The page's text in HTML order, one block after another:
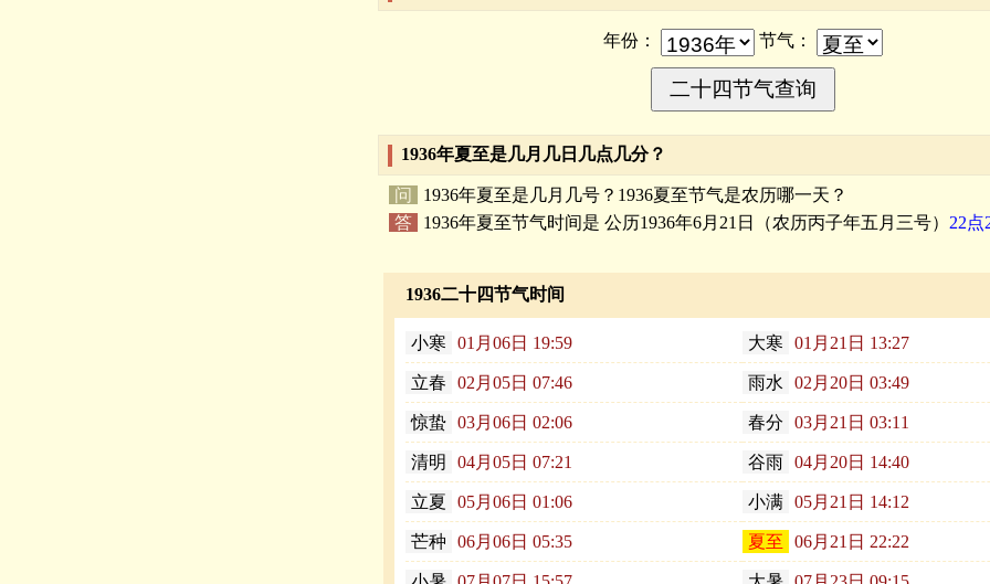
年份： 节气：
1936年夏至是几月几日几点几分？
问
1936年夏至是几月几号？1936夏至节气是农历哪一天？
答
1936年夏至节气时间是 公历1936年6月21日（农历丙子年五月三号） 22点
1936二十四节气时间
小寒 01月06日 19:59 大寒 01月21日 13:27
立春 02月05日 07:46 雨水 02月20日 03:49
惊蛰 03月06日 02:06 春分 03月21日 03:11
清明 04月05日 07:21 谷雨 04月20日 14:40
立夏 05月06日 01:06 小满 05月21日 14:12
芒种 06月06日 05:35 夏至 06月21日 22:22